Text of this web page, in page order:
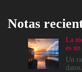
Notas
La
es
Un